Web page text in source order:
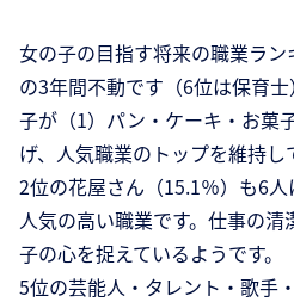
女の子の目指す将来の職業ラ
の3年間不動です（6位は保育
子が（1）パン・ケーキ・お菓
げ、人気職業のトップを維持し
2位の花屋さん（15.1％）も6
人気の高い職業です。仕事の
子の心を捉えているようです。
5位の芸能人・タレント・歌手